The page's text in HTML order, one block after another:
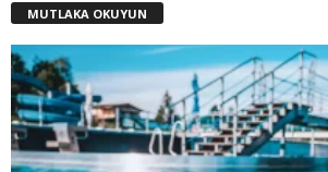
MUTLAKA OKUYUN